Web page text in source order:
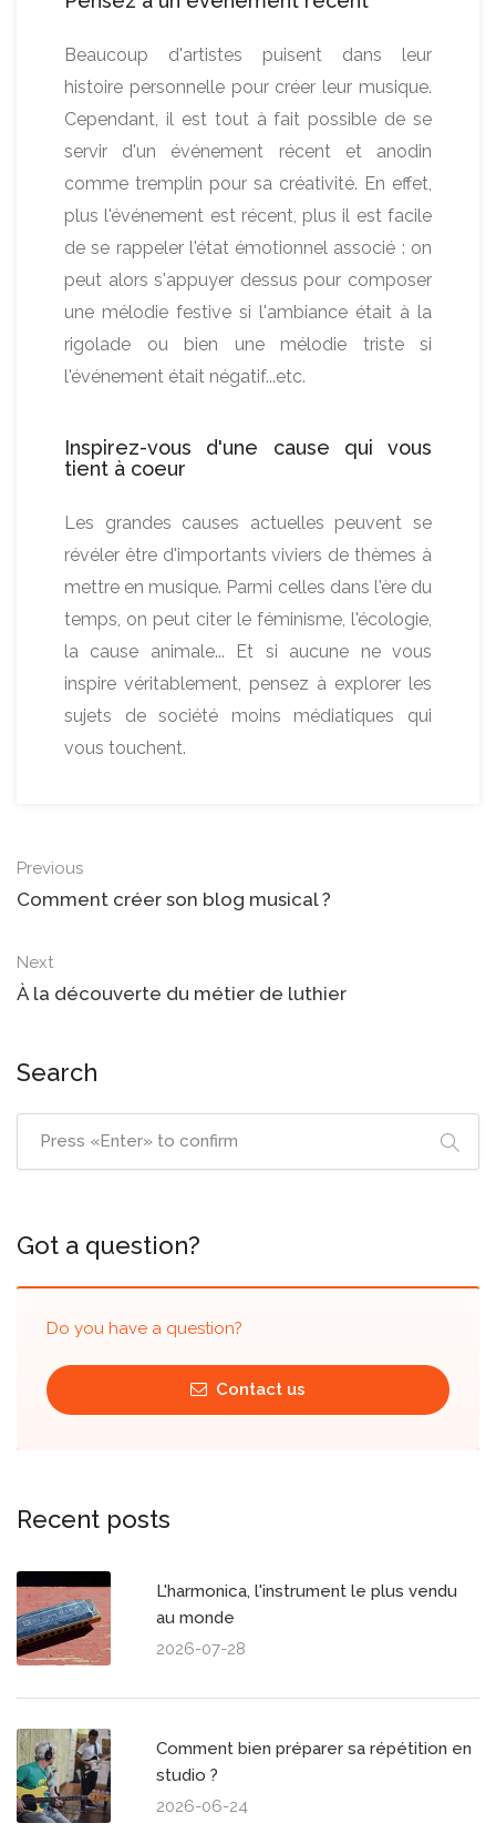
Beaucoup d'artistes puisent dans leur
histoire personnelle pour créer leur musique.
Cependant, il est tout à fait possible de se
servir d'un événement récent et anodin
comme tremplin pour sa créativité. En effet,
plus l'événement est récent, plus il est facile
de se rappeler l'état émotionnel associé : on
peut alors s'appuyer dessus pour composer
une mélodie festive si l'ambiance était à la
rigolade ou bien une mélodie triste si
l'événement était négatif...etc.
Inspirez-vous d'une cause qui vous
tient à coeur
Les grandes causes actuelles peuvent se
révéler être d'importants viviers de thèmes à
mettre en musique. Parmi celles dans l'ère du
temps, on peut citer le féminisme, l'écologie,
la cause animale... Et si aucune ne vous
inspire véritablement, pensez à explorer les
sujets de société moins médiatiques qui
vous touchent.
Previous
Comment créer son blog musical ?
Next
À la découverte du métier de luthier
Search
Got a question?
Do you have a question?
Contact us
Recent posts
L'harmonica, l'instrument le plus vendu
au monde
2026-07-28
Comment bien préparer sa répétition en
studio ?
2026-06-24